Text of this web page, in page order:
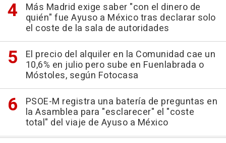
Más Madrid exige saber "con el dinero de
quién" fue Ayuso a México tras declarar solo
el coste de la sala de autoridades
El precio del alquiler en la Comunidad cae un
10,6% en julio pero sube en Fuenlabrada o
Móstoles, según Fotocasa
PSOE-M registra una batería de preguntas en
la Asamblea para "esclarecer" el "coste
total" del viaje de Ayuso a México